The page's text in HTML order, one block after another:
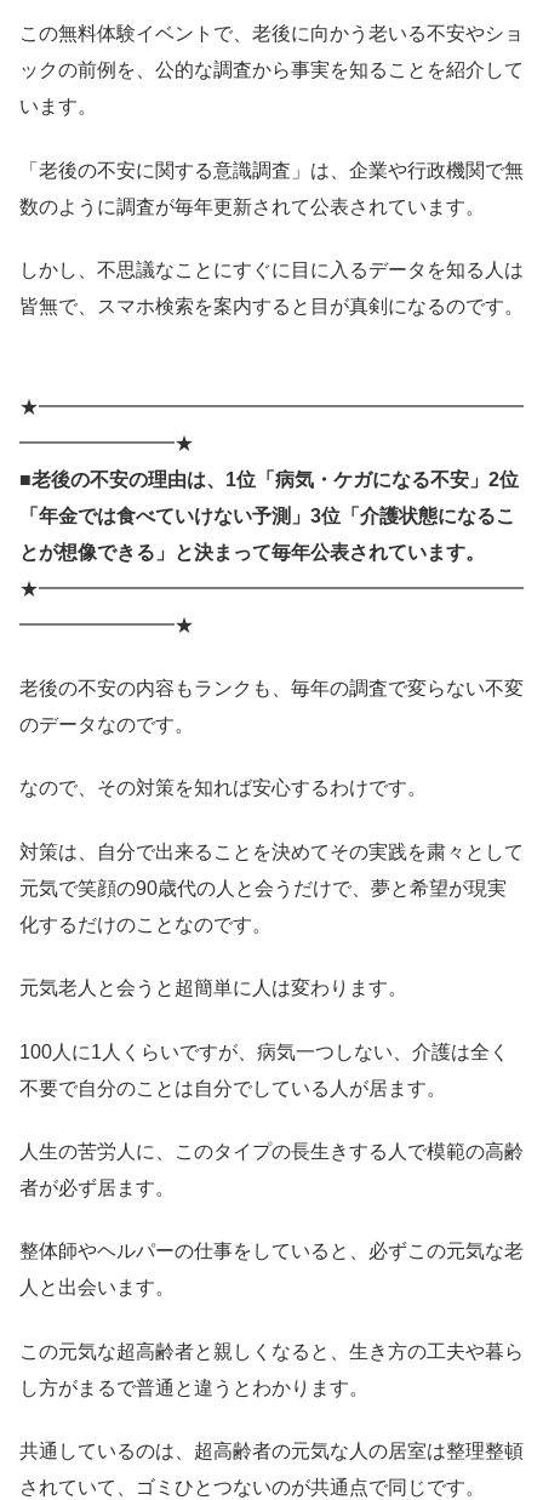
この無料体験イベントで、老後に向かう老いる不安やショ
ックの前例を、公的な調査から事実を知ることを紹介して
います。
「老後の不安に関する意識調査」は、企業や行政機関で無
数のように調査が毎年更新されて公表されています。
しかし、不思議なことにすぐに目に入るデータを知る人は
皆無で、スマホ検索を案内すると目が真剣になるのです。
★━━━━━━━━━━━━━━━━━━━━━━━━━
━━━━━━━━★
■老後の不安の理由は、1位「病気・ケガになる不安」2位
「年金では食べていけない予測」3位「介護状態になるこ
とが想像できる」と決まって毎年公表されています。
★━━━━━━━━━━━━━━━━━━━━━━━━━
━━━━━━━━★
老後の不安の内容もランクも、毎年の調査で変らない不変
のデータなのです。
なので、その対策を知れば安心するわけです。
対策は、自分で出来ることを決めてその実践を粛々として
元気で笑顔の90歳代の人と会うだけで、夢と希望が現実
化するだけのことなのです。
元気老人と会うと超簡単に人は変わります。
100人に1人くらいですが、病気一つしない、介護は全く
不要で自分のことは自分でしている人が居ます。
人生の苦労人に、このタイプの長生きする人で模範の高齢
者が必ず居ます。
整体師やヘルパーの仕事をしていると、必ずこの元気な老
人と出会います。
この元気な超高齢者と親しくなると、生き方の工夫や暮ら
し方がまるで普通と違うとわかります。
共通しているのは、超高齢者の元気な人の居室は整理整頓
されていて、ゴミひとつないのが共通点で同じです。